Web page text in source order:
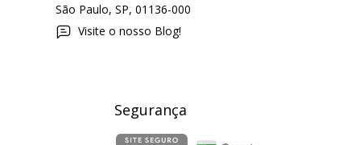
São Paulo, SP, 01136-000
Visite o nosso Blog!
Segurança